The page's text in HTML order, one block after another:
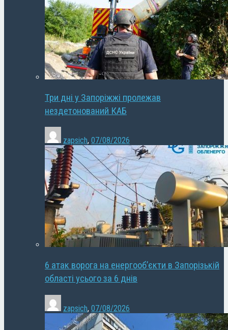
Три дні у Запоріжжі пролежав
нездетонований КАБ
zapsich, 07/08/2026
6 атак ворога на енергооб’єкти в Запорізькій
області усього за 6 днів
zapsich, 07/08/2026